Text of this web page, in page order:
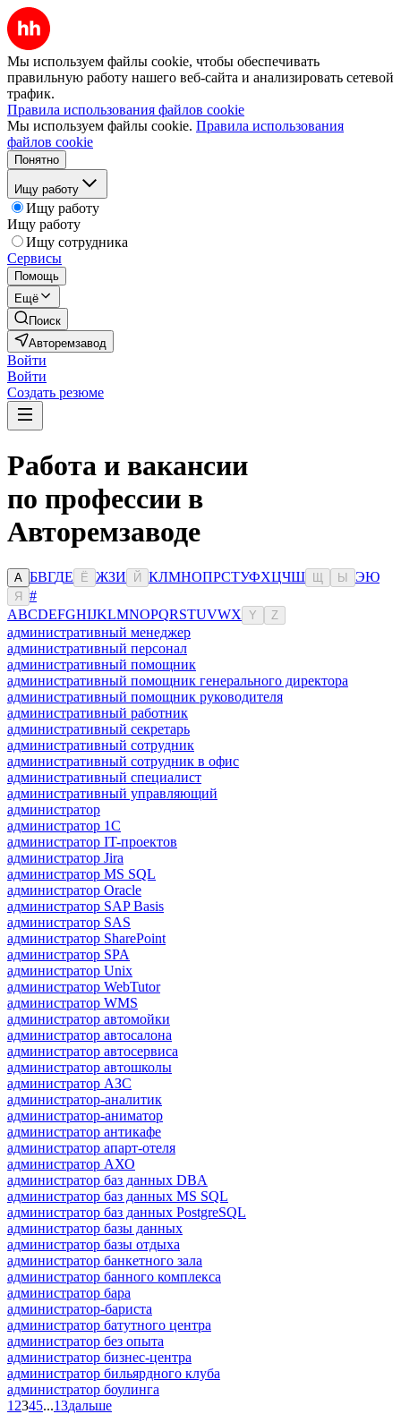
Мы используем файлы cookie, чтобы обеспечивать
правильную работу нашего веб-сайта и анализировать сетевой
трафик.
Правила использования файлов cookie
Мы используем файлы cookie. Правила использования
файлов cookie
Понятно
Ищу работу
Ищу работу
Ищу работу
Ищу сотрудника
Сервисы
Помощь
Ещё
Поиск
Авторемзавод
Войти
Войти
Создать резюме
Работа и вакансии
по профессии в
Авторемзаводе
А БВГДЕ Ё ЖЗИ Й КЛМНОПРСТУФХЦЧШ Ы ЭЮ
Я
#
ABCDEFGHIJKLMNOPQRSTUVWX Y Z
административный менеджер
административный персонал
административный помощник
административный помощник генерального директора
административный помощник руководителя
административный работник
административный секретарь
административный сотрудник
административный сотрудник в офис
административный специалист
административный управляющий
администратор
администратор 1С
администратор IT-проектов
администратор Jira
администратор MS SQL
администратор Oracle
администратор SAP Basis
администратор SAS
администратор SharePoint
администратор SPA
администратор Unix
администратор WebTutor
администратор WMS
администратор автомойки
администратор автосалона
администратор автосервиса
администратор автошколы
администратор АЗС
администратор-аналитик
администратор-аниматор
администратор антикафе
администратор апарт-отеля
администратор АХО
администратор баз данных DBA
администратор баз данных MS SQL
администратор баз данных PostgreSQL
администратор базы данных
администратор базы отдыха
администратор банкетного зала
администратор банного комплекса
администратор бара
администратор-бариста
администратор батутного центра
администратор без опыта
администратор бизнес-центра
администратор бильярдного клуба
администратор боулинга
1 2345...13дальше